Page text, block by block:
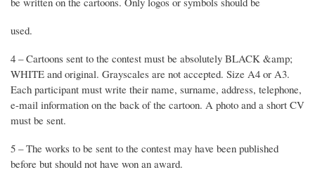
used.
4 – Cartoons sent to the contest must be absolutely BLACK &amp;
WHITE and original. Grayscales are not accepted. Size A4 or A3.
Each participant must write their name, surname, address, telephone,
e-mail information on the back of the cartoon. A photo and a short CV
must be sent.
5 – The works to be sent to the contest may have been published
before but should not have won an award.